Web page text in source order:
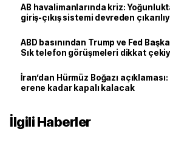
AB havalimanlarında kriz:
giriş-çıkış sistemi devreden
ABD basınından Trump ve Fed
Sık telefon görüşmeleri dikkat
İran’dan Hürmüz Boğazı
erene kadar kapalı kalacak
İlgili Haberler